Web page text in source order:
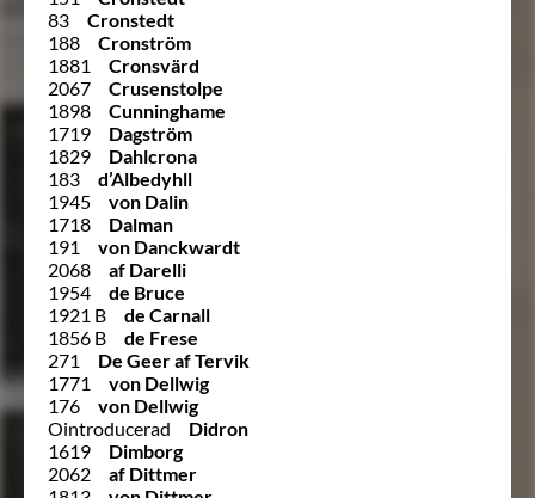
83
Cronstedt
188
Cronström
1881
Cronsvärd
2067
Crusenstolpe
1898
Cunninghame
1719
Dagström
1829
Dahlcrona
183
d’Albedyhll
1945
von Dalin
1718
Dalman
191
von Danckwardt
2068
af Darelli
1954
de Bruce
1921 B
de Carnall
1856 B
de Frese
271
De Geer af Tervik
1771
von Dellwig
176
von Dellwig
Ointroducerad
Didron
1619
Dimborg
2062
af Dittmer